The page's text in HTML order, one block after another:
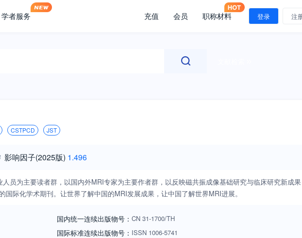
学者服务 充值 会员 职称材料 登录 注
CSTPCD JST
影响因子(2025版) 1.496
员为主要读者群，以国内外MRI专家为主要作者群，以反映磁共振成像基础研究与临床研究新成果
际化学术期刊。让世界了解中国的MRI发展成果，让中国了解世界MRI进展。
国内统一连续出版物号： CN 31-1700/TH
国际标准连续出版物号 ： ISSN 1006-5741